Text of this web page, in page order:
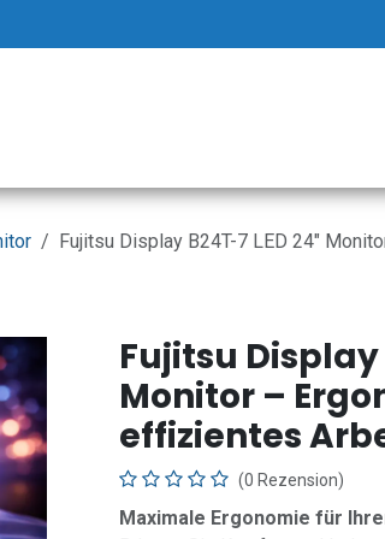
Fujitsu Display B24T-7 LED 24"
Fujitsu Display
Monitor –
effizientes
(0 Rezension)
Maximale Ergonomie für